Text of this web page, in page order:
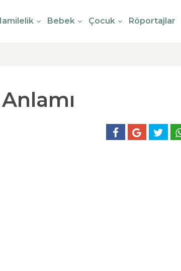
Bebek Çocuk Röportajlar